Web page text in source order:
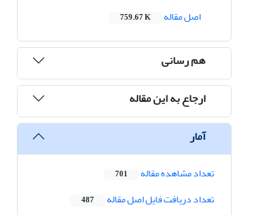
اصل مقاله
759.67 K
هم رسانی
ارجاع به این مقاله
آمار
تعداد مشاهده مقاله 701
تعداد دریافت فایل اصل مقاله 487